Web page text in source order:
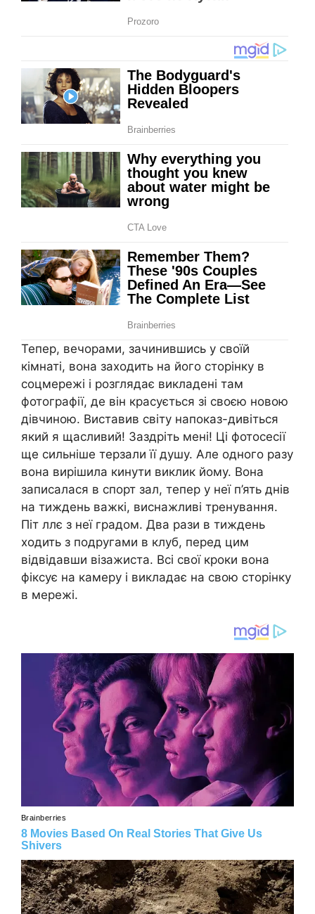
Тепер, вечорами, зачинившись у своїй
кімнаті, вона заходить на його сторінку в
соцмережі і розглядає викладені там
фотографії, де він красується зі своєю новою
дівчиною. Виставив світу напоказ-дивіться
який я щасливий! Заздріть мені! Ці фотосесії
ще сильніше терзали її душу. Але одного разу
вона вирішила кинути виклик йому. Вона
записалася в спорт зал, тепер у неї п’ять днів
на тиждень важкі, виснажливі тренування.
Піт ллє з неї градом. Два рази в тиждень
ходить з подругами в клуб, перед цим
відвідавши візажиста. Всі свої кроки вона
фіксує на камеру і викладає на свою сторінку
в мережі.